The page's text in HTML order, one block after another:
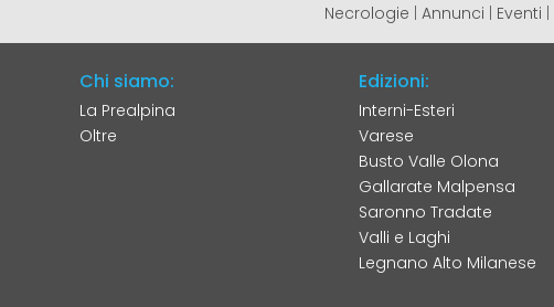
Necrologie | Annunci | Eventi |
Chi siamo:
La Prealpina
Oltre
Edizioni:
Interni-Esteri
Varese
Busto Valle Olona
Gallarate Malpensa
Saronno Tradate
Valli e Laghi
Legnano Alto Milanese